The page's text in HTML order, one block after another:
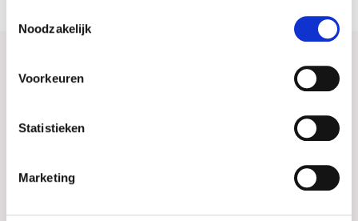
Noodzakelijk
Voorkeuren
Statistieken
Marketing
helpen?